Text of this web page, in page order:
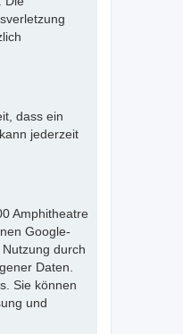
dass ein
jederzeit
Amphitheatre
Google-
durch
Daten.
Sie können
und